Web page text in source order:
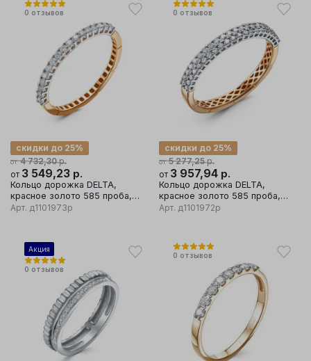
0 отзывов
от 4 732,30р.
скидки до 25%
от 3 549,23 р.
Кольцо дорожка DELTA,
красное золото 585 проба,
вставка бриллиант
Арт. д1101973р
0 отзывов
от 5 277,25р.
скидки до 25%
от 3 957,94 р.
Кольцо дорожка DELTA,
красное золото 585 проба,
вставка бриллиант
Арт. д1101972р
Акция
0 отзывов
0 отзывов